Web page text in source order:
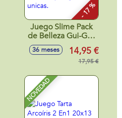
- 17 %
Juego Slime Pack
de Belleza Gui-Gui.
Transforma tu
juego del Slime
con nuevas texturas
36 meses 14,95 €
17,95 €
NOVEDAD